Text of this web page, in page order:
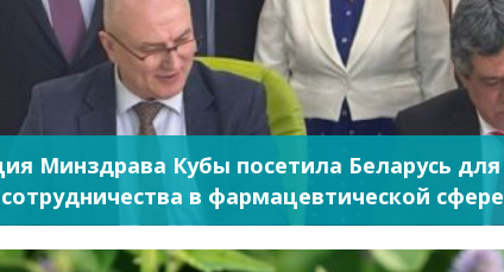
Минздрава Кубы посетила Беларусь для
сотрудничества в фармацевтической сфере